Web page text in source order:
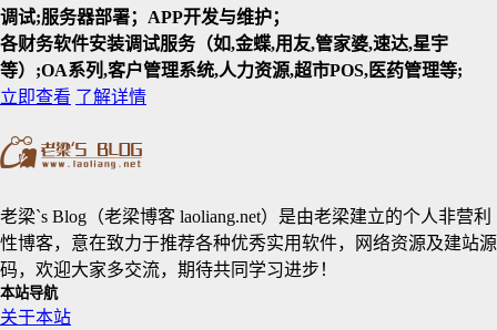
调试;服务器部署；APP开发与维护；
各财务软件安装调试服务（如,金蝶,用友,管家婆,速达,星宇
等）;OA系列,客户管理系统,人力资源,超市POS,医药管理等;
立即查看 了解详情
老梁`s Blog（老梁博客 laoliang.net）是由老梁建立的个人非营利
性博客，意在致力于推荐各种优秀实用软件，网络资源及建站源
码，欢迎大家多交流，期待共同学习进步！
本站导航
关于本站